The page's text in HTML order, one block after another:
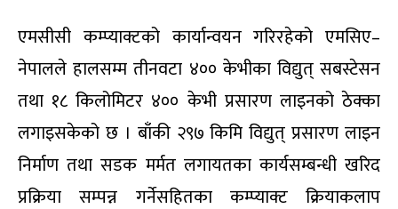
एमसीसी कम्प्याक्टको कार्यान्वयन गरिरहेको एमसिए–
नेपालले हालसम्म तीनवटा ४०० केभीका विद्युत् सबस्टेसन
तथा १८ किलोमिटर ४०० केभी प्रसारण लाइनको ठेक्का
लगाइसकेको छ । बाँकी २९७ किमि विद्युत् प्रसारण लाइन
निर्माण तथा सडक मर्मत लगायतका कार्यसम्बन्धी खरिद
प्रक्रिया सम्पन्न गर्नेसहितका कम्प्याक्ट क्रियाकलाप